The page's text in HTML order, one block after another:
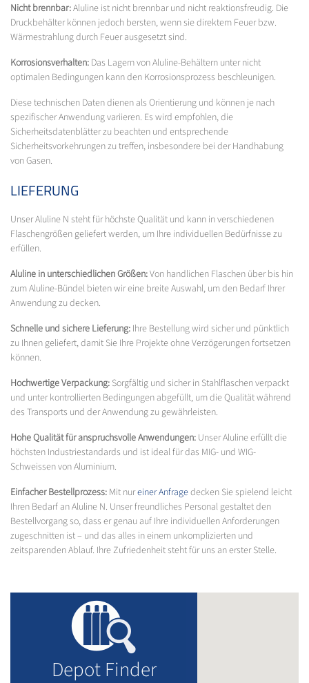
Nicht brennbar:Aluline ist nicht brennbar und nicht reaktionsfreudig. Die
Druckbehälter können jedoch bersten, wenn sie direktem Feuer bzw.
Wärmestrahlung durch Feuer ausgesetzt sind.
Korrosionsverhalten: Das Lagern von Aluline-Behältern unter nicht
optimalen Bedingungen kann den Korrosionsprozess beschleunigen.
Diese technischen Daten dienen als Orientierung und können je nach
spezifischer Anwendung variieren. Es wird empfohlen, die
Sicherheitsdatenblätter zu beachten und entsprechende
Sicherheitsvorkehrungen zu treffen, insbesondere bei der Handhabung
von Gasen.
LIEFERUNG
Unser Aluline N steht für höchste Qualität und kann in verschiedenen
Flaschengrößen geliefert werden, um Ihre individuellen Bedürfnisse zu
erfüllen.
Aluline in unterschiedlichen Größen:Von handlichen Flaschen über bis hin
zum Aluline-Bündel bieten wir eine breite Auswahl, um den Bedarf Ihrer
Anwendung zu decken.
Schnelle und sichere Lieferung: Ihre Bestellung wird sicher und pünktlich
zu Ihnen geliefert, damit Sie Ihre Projekte ohne Verzögerungen fortsetzen
können.
Hochwertige Verpackung: Sorgfältig und sicher in Stahlflaschen verpackt
und unter kontrollierten Bedingungen abgefüllt, um die Qualität während
des Transports und der Anwendung zu gewährleisten.
Hohe Qualität für anspruchsvolle Anwendungen: Unser Aluline erfüllt die
höchsten Industriestandards und ist ideal für das MIG- und WIG-
Schweissen von Aluminium.
Einfacher Bestellprozess: Mit nureiner Anfragedecken Sie spielend leicht
Ihren Bedarf an Aluline N. Unser freundliches Personal gestaltet den
Bestellvorgang so, dass er genau auf Ihre individuellen Anforderungen
zugeschnitten ist – und das alles in einem unkomplizierten und
zeitsparenden Ablauf. Ihre Zufriedenheit steht für uns an erster Stelle.
Depot Finder